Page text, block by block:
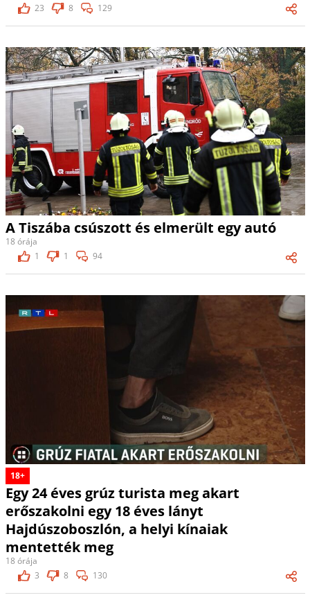
23
8 129
A Tiszába csúszott és elmerült egy autó
18 órája
1
1 94
18+
Egy 24 éves grúz turista meg akart
erőszakolni egy 18 éves lányt
Hajdúszoboszlón, a helyi kínaiak
mentették meg
18 órája
3
8 130